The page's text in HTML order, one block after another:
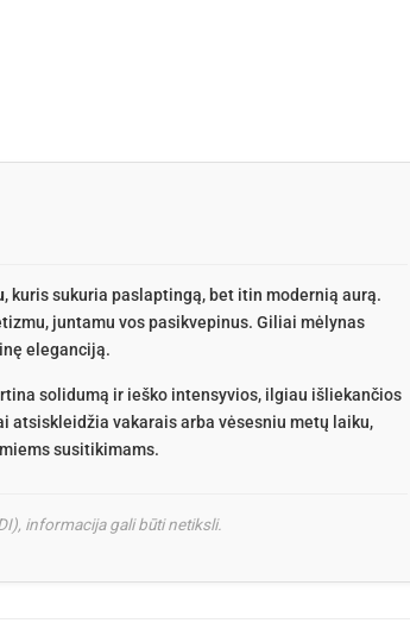
, kuris sukuria paslaptingą, bet itin modernią aurą.
juntamu vos pasikvepinus. Giliai mėlynas
eleganciją.
solidumą ir ieško intensyvios, ilgiau išliekančios
atsiskleidžia vakarais arba vėsesniu metų laiku,
susitikimams.
informacija gali būti netiksli.